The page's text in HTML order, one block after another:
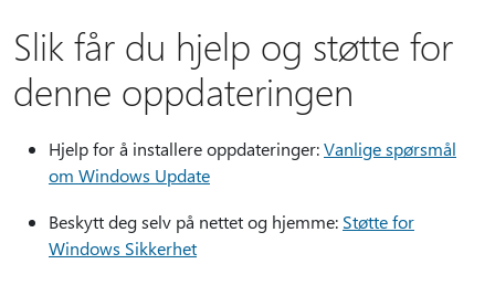
Slik får du hjelp og støtte for
denne oppdateringen
Hjelp for å installere oppdateringer:Vanlige spørsmål
om Windows Update
Beskytt deg selv på nettet og hjemme: Støtte for
Windows Sikkerhet